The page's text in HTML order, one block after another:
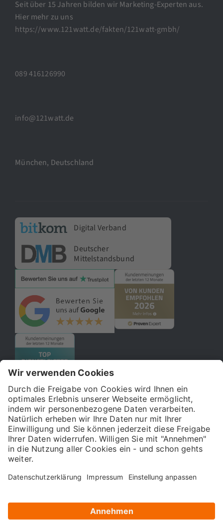
Seit über 15 Jahren bilden wir Marketing-Experten aus.
Hier mehr zu uns
https://www.121watt.de/fakten/121watt-gmbh/
089 416126990
info@121watt.de
München, Deutschland
Digital Verband
Deutscher
Mittelstandsbund
© 2026 121WATT GmbH
Über uns
Allgemeine Geschäftsbedingungen